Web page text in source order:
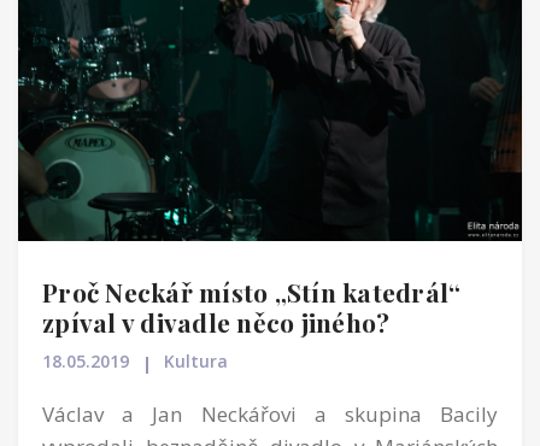
Proč Neckář místo „Stín katedrál“
zpíval v divadle něco jiného?
18.05.2019 Kultura
Václav a Jan Neckářovi a skupina Bacily